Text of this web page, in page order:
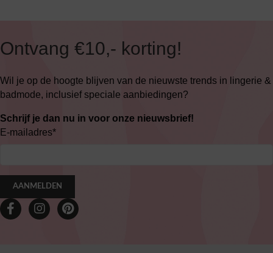
Ontvang €10,- korting!
Wil je op de hoogte blijven van de nieuwste trends in lingerie &
badmode, inclusief speciale aanbiedingen?
Schrijf je dan nu in voor onze nieuwsbrief!
E-mailadres*
AANMELDEN